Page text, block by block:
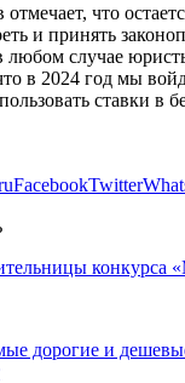
что
и принять
любом случае
в 2024 год мы
ставки в
FacebookTwitter
конкурса
дорогие и